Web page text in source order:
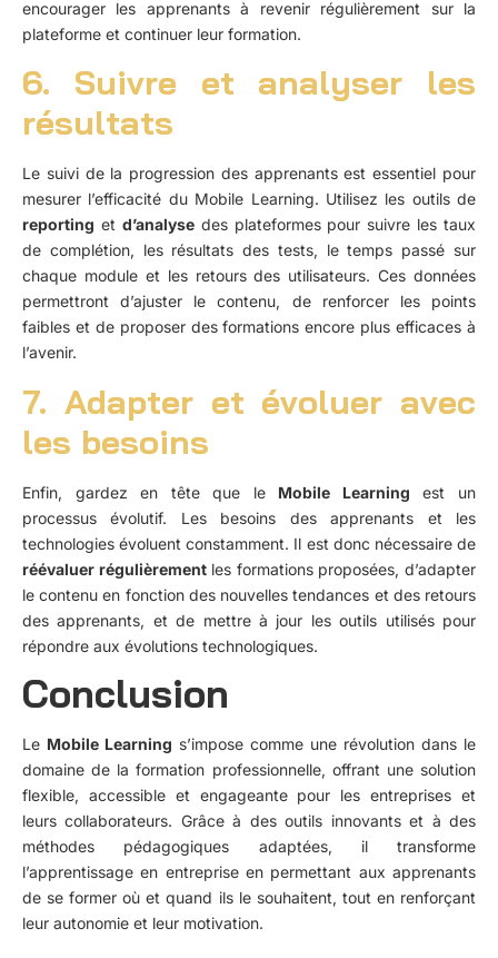
encourager les apprenants à revenir régulièrement sur la
plateforme et continuer leur formation.
6. Suivre et analyser les
résultats
Le suivi de la progression des apprenants est essentiel pour
mesurer l’efficacité du Mobile Learning. Utilisez les outils de
reporting et d’analysedes plateformes pour suivre les taux
de complétion, les résultats des tests, le temps passé sur
chaque module et les retours des utilisateurs. Ces données
permettront d’ajuster le contenu, de renforcer les points
faibles et de proposer des formations encore plus efficaces à
l’avenir.
7. Adapter et évoluer avec
les besoins
Enfin, gardez en tête que le Mobile Learning est un
processus évolutif. Les besoins des apprenants et les
technologies évoluent constamment. Il est donc nécessaire de
réévaluer régulièrementles formations proposées, d’adapter
le contenu en fonction des nouvelles tendances et des retours
des apprenants, et de mettre à jour les outils utilisés pour
répondre aux évolutions technologiques.
Conclusion
Le Mobile Learning s’impose comme une révolution dans le
domaine de la formation professionnelle, offrant une solution
flexible, accessible et engageante pour les entreprises et
leurs collaborateurs. Grâce à des outils innovants et à des
méthodes pédagogiques adaptées, il transforme
l’apprentissage en entreprise en permettant aux apprenants
de se former où et quand ils le souhaitent, tout en renforçant
leur autonomie et leur motivation.